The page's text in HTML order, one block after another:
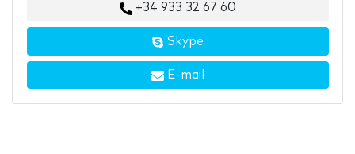
+34 933 32 67 60
Skype
E-mail